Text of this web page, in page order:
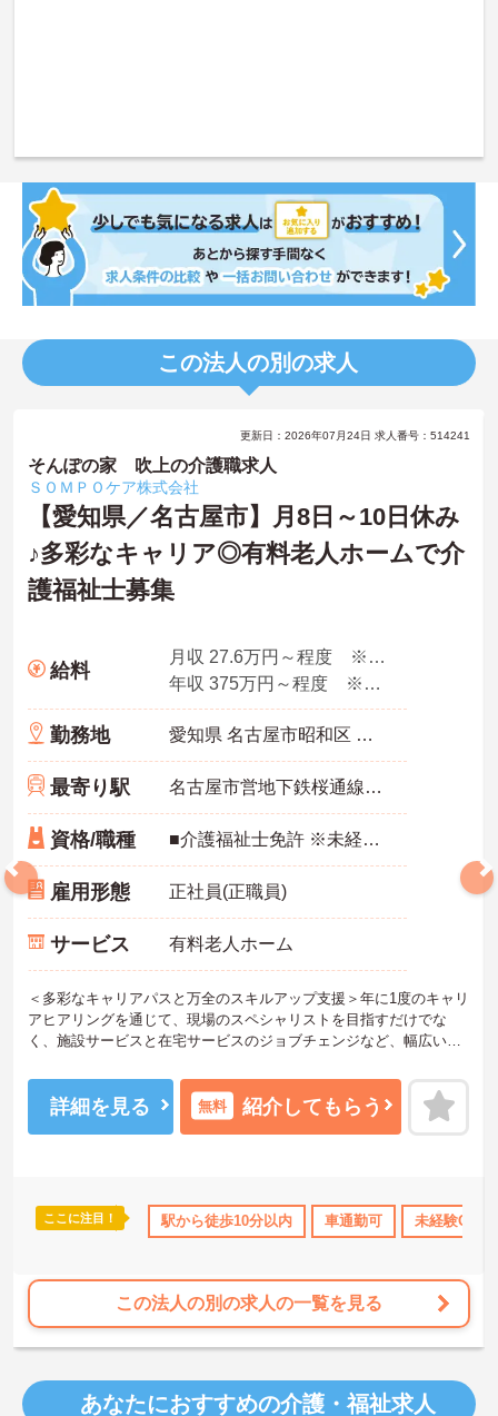
この法人の別の求人
育児補助 年間休日110日以上 ブランクOK 資格取得サポート
更新日：2026年07月24日 求人番号：514241
そんぽの家 吹上の介護職求人
ＳＯＭＰＯケア株式会社
【愛知県／名古屋市】月8日～10日休み
♪多彩なキャリア◎有料老人ホームで介
護福祉士募集
給料
月収 27.6万円～程度 ※諸手当込み
年収 375万円～程度 ※想定年収
勤務地 愛知県 名古屋市昭和区 阿由知通2-6
最寄り駅 名古屋市営地下鉄桜通線「吹上(愛知)駅」徒歩4分
資格/職種 ■介護福祉士免許 ※未経験・ブランク可
雇用形態 正社員(正職員)
サービス 有料老人ホーム
＜多彩なキャリアパスと万全のスキルアップ支援＞年に1度のキャリ
アヒアリングを通じて、現場のスペシャリストを目指すだけでな
く、施設サービスと在宅サービスのジョブチェンジなど、幅広い経
＜プライベートも充実させる嬉しい福利厚生＞仕事の疲れを癒やす
ための制度も充実しています。各地のレジャー施設や宿泊が最大8
0％オフになる優待制度や、勤続5年ごとの「特別連続有給休暇（5
＜＜ICT導入が進む効率的な現場で、身体的負担を減らしケアに専念
＞スマホ記録や睡眠測定センサー等の導入で月400時間の生産性向上
詳細を見る 無料 紹介してもらう
ここに注目！ 駅から徒歩10分以内 車通勤可 未経験OK
この法人の別の求人の一覧を見る
あなたにおすすめの介護・福祉求人